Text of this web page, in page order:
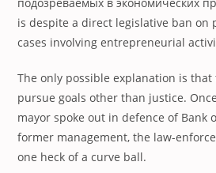
is despite a direct legislative ban
cases involving entrepreneurial
The only possible explanation is
pursue goals other than justice.
mayor spoke out in defence of Bank
former management, the law-
one heck of a curve ball.